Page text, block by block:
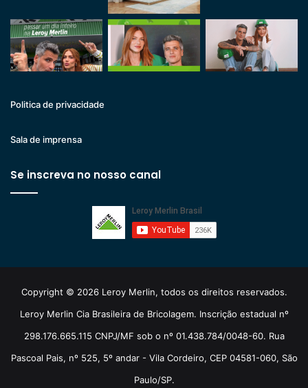
Politica de privacidade
Sala de imprensa
Se inscreva no nosso canal
Copyright © 2026 Leroy Merlin, todos os direitos reservados.
Leroy Merlin Cia Brasileira de Bricolagem. Inscrição estadual nº
298.176.665.115 CNPJ/MF sob o nº 01.438.784/0048-60. Rua
Pascoal Pais, nº 525, 5º andar - Vila Cordeiro, CEP 04581-060, São
Paulo/SP.